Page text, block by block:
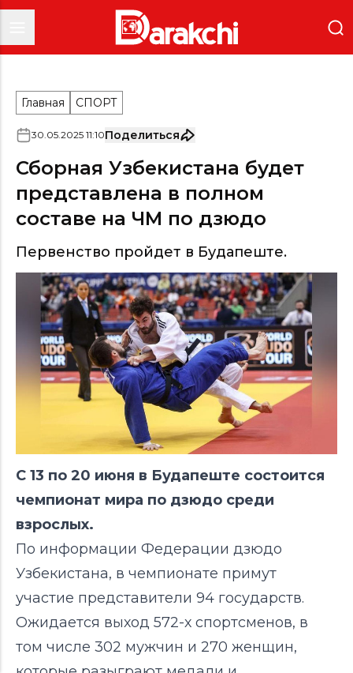
Главная СПОРТ
30.05.2025 11:10Поделиться
Сборная Узбекистана будет
представлена в полном
составе на ЧМ по дзюдо
Первенство пройдет в Будапеште.
С 13 по 20 июня в Будапеште состоится
чемпионат мира по дзюдо среди
взрослых.
По информации Федерации дзюдо
Узбекистана, в чемпионате примут
участие представители 94 государств.
Ожидается выход 572-х спортсменов, в
том числе 302 мужчин и 270 женщин,